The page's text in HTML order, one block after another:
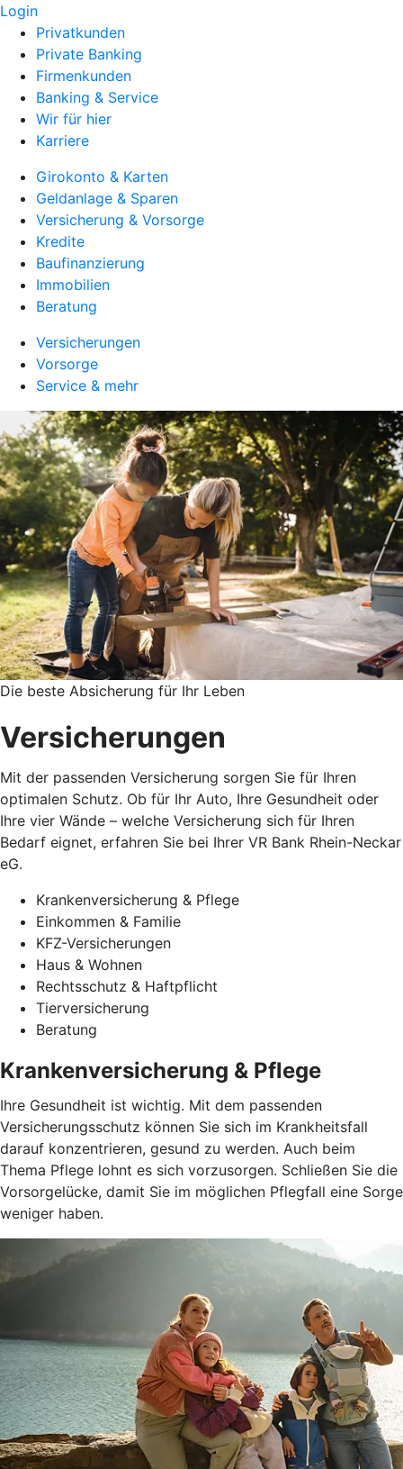
Login
Privatkunden
Private Banking
Firmenkunden
Banking & Service
Wir für hier
Karriere
Girokonto & Karten
Geldanlage & Sparen
Versicherung & Vorsorge
Kredite
Baufinanzierung
Immobilien
Beratung
Versicherungen
Vorsorge
Service & mehr
Die beste Absicherung für Ihr Leben
Versicherungen
Mit der passenden Versicherung sorgen Sie für Ihren
optimalen Schutz. Ob für Ihr Auto, Ihre Gesundheit oder
Ihre vier Wände – welche Versicherung sich für Ihren
Bedarf eignet, erfahren Sie bei Ihrer VR Bank Rhein-Neckar
eG.
Krankenversicherung & Pflege
Einkommen & Familie
KFZ-Versicherungen
Haus & Wohnen
Rechtsschutz & Haftpflicht
Tierversicherung
Beratung
Krankenversicherung & Pflege
Ihre Gesundheit ist wichtig. Mit dem passenden
Versicherungsschutz können Sie sich im Krankheitsfall
darauf konzentrieren, gesund zu werden. Auch beim
Thema Pflege lohnt es sich vorzusorgen. Schließen Sie die
Vorsorgelücke, damit Sie im möglichen Pflegfall eine Sorge
weniger haben.